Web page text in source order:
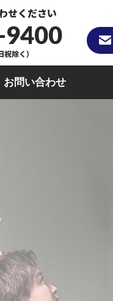
せください
除く）
お問い合わせ